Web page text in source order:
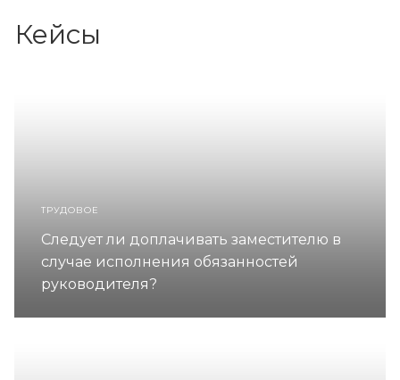
Кейсы
ТРУДОВОЕ
Следует ли доплачивать заместителю в
случае исполнения обязанностей
руководителя?